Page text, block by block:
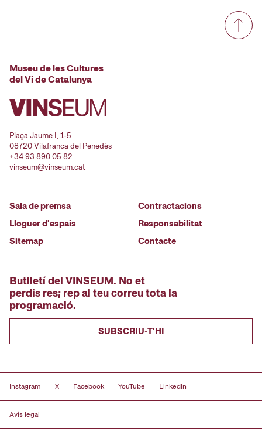
Museu de les Cultures
del Vi de Catalunya
Plaça Jaume I, 1-5
08720 Vilafranca del Penedès
+34 93 890 05 82
vinseum@vinseum.cat
Sala de premsa
Lloguer d'espais
Sitemap
Contractacions
Responsabilitat
Contacte
Butlletí del VINSEUM. No et
perdis res; rep al teu correu tota la
programació.
SUBSCRIU-T'HI
Instagram X Facebook YouTube LinkedIn
Avís legal